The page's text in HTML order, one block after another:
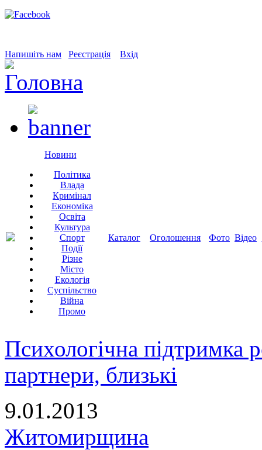
Напишіть нам Реєстрація Вхід
Новини
Політика
Влада
Кримінал
Економіка
Освіта
Культура
Спорт
Події
Різне
Місто
Екологія
Суспільство
Війна
Промо
Каталог Оголошення Фото Відео
Психологічна підтримка
партнери, близькі
9.01.2013
Житомирщина